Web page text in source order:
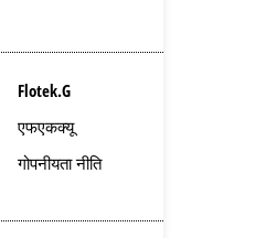
Flotek.g
एफएकक्यू
गोपनीयता नीति